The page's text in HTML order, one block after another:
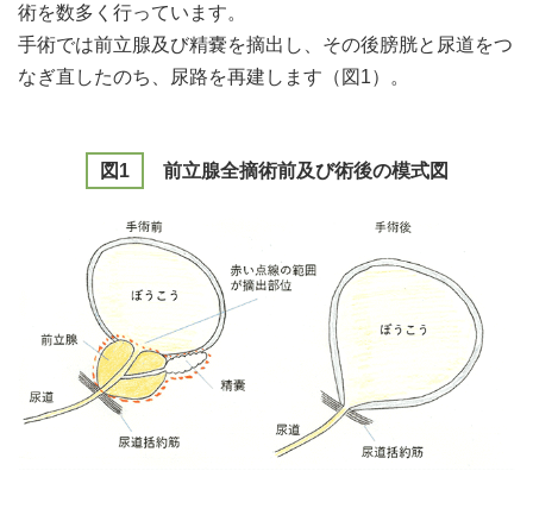
術を数多く行っています。
手術では前立腺及び精嚢を摘出し、その後膀胱と尿道をつ
なぎ直したのち、尿路を再建します（図1）。
図1 前立腺全摘術前及び術後の模式図